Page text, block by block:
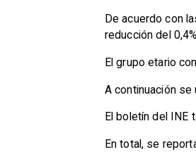
De acuerdo con
reducción del
El grupo etario
A continuación
El boletín del
En total, se